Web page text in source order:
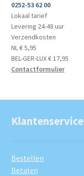
0252-53 62 00
Lokaal tarief
Levering 24-48 uur
Verzendkosten
NL € 5,95
BEL-GER-LUX € 17,95
Contactformulier
Klantenservice
Bestellen
Betalen